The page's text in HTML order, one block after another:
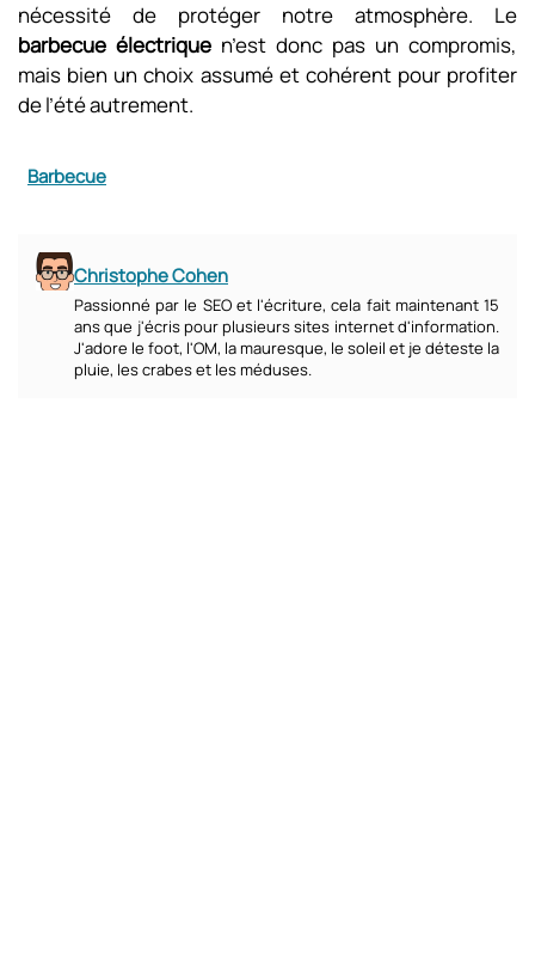
nécessité de protéger notre atmosphère. Le
barbecue électrique n’est donc pas un compromis,
mais bien un choix assumé et cohérent pour profiter
de l’été autrement.
Barbecue
Christophe Cohen
Passionné par le SEO et l'écriture, cela fait maintenant 15
ans que j'écris pour plusieurs sites internet d'information.
J'adore le foot, l'OM, la mauresque, le soleil et je déteste la
pluie, les crabes et les méduses.